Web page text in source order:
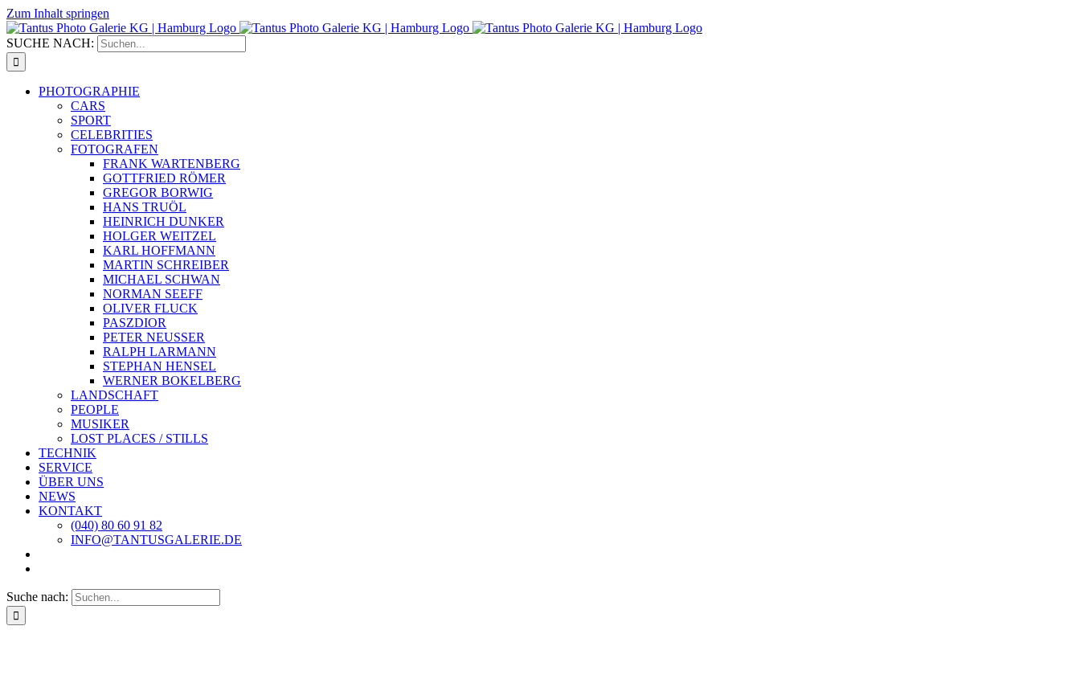
Zum Inhalt springen
SUCHE NACH:
PHOTOGRAPHIE
CARS
SPORT
CELEBRITIES
FOTOGRAFEN
FRANK WARTENBERG
GOTTFRIED RÖMER
GREGOR BORWIG
HANS TRUÖL
HEINRICH DUNKER
HOLGER WEITZEL
KARL HOFFMANN
MARTIN SCHREIBER
MICHAEL SCHWAN
NORMAN SEEFF
OLIVER FLUCK
PASZDIOR
PETER NEUSSER
RALPH LARMANN
STEPHAN HENSEL
WERNER BOKELBERG
LANDSCHAFT
PEOPLE
MUSIKER
LOST PLACES / STILLS
TECHNIK
SERVICE
ÜBER UNS
NEWS
KONTAKT
(040) 80 60 91 82
INFO@TANTUSGALERIE.DE
Suche nach: